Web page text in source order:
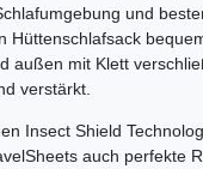
und
Hüttenschlafsack
außen mit Klett
verstärkt.
Insect Shield
auch perfekte